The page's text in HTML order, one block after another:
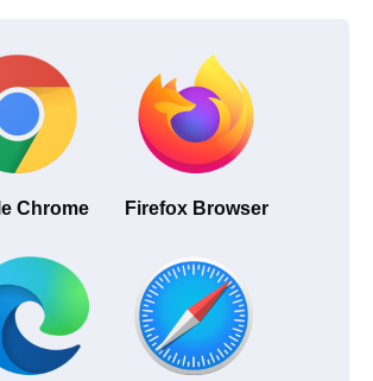
Chrome Firefox Browser